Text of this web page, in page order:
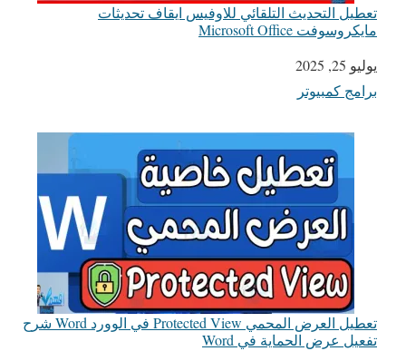
تعطيل التحديث التلقائي للاوفيس ايقاف تحديثات
مايكروسوفت Microsoft Office
التاريخ
يوليو 25, 2025
في ما يتعلق بما يأتي
برامج كمبيوتر
تعطيل العرض المحمي Protected View في الوورد Word شرح
تفعيل عرض الحماية في Word